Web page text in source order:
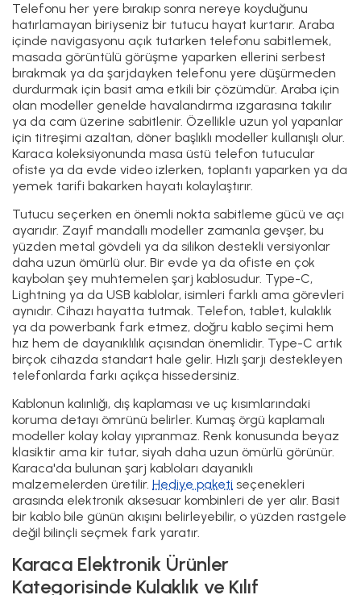
Telefonu her yere bırakıp sonra nereye koyduğunu
hatırlamayan biriyseniz bir tutucu hayat kurtarır. Araba
içinde navigasyonu açık tutarken telefonu sabitlemek,
masada görüntülü görüşme yaparken ellerini serbest
bırakmak ya da şarjdayken telefonu yere düşürmeden
durdurmak için basit ama etkili bir çözümdür. Araba için
olan modeller genelde havalandırma ızgarasına takılır
ya da cam üzerine sabitlenir. Özellikle uzun yol yapanlar
için titreşimi azaltan, döner başlıklı modeller kullanışlı olur.
Karaca koleksiyonunda masa üstü telefon tutucular
ofiste ya da evde video izlerken, toplantı yaparken ya da
yemek tarifi bakarken hayatı kolaylaştırır.
Tutucu seçerken en önemli nokta sabitleme gücü ve açı
ayarıdır. Zayıf mandallı modeller zamanla gevşer, bu
yüzden metal gövdeli ya da silikon destekli versiyonlar
daha uzun ömürlü olur. Bir evde ya da ofiste en çok
kaybolan şey muhtemelen şarj kablosudur. Type-C,
Lightning ya da USB kablolar, isimleri farklı ama görevleri
aynıdır. Cihazı hayatta tutmak. Telefon, tablet, kulaklık
ya da powerbank fark etmez, doğru kablo seçimi hem
hız hem de dayanıklılık açısından önemlidir. Type-C artık
birçok cihazda standart hale gelir. Hızlı şarjı destekleyen
telefonlarda farkı açıkça hissedersiniz.
Kablonun kalınlığı, dış kaplaması ve uç kısımlarındaki
koruma detayı ömrünü belirler. Kumaş örgü kaplamalı
modeller kolay kolay yıpranmaz. Renk konusunda beyaz
klasiktir ama kir tutar, siyah daha uzun ömürlü görünür.
Karaca'da bulunan şarj kabloları dayanıklı
malzemelerden üretilir. Hediye paketi seçenekleri
arasında elektronik aksesuar kombinleri de yer alır. Basit
bir kablo bile günün akışını belirleyebilir, o yüzden rastgele
değil bilinçli seçmek fark yaratır.
Karaca Elektronik Ürünler
Kategorisinde Kulaklık ve Kılıf